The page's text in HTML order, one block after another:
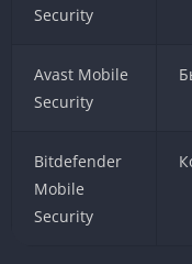
Security
Avast Mobile
Security
Bitdefender
Mobile
Security